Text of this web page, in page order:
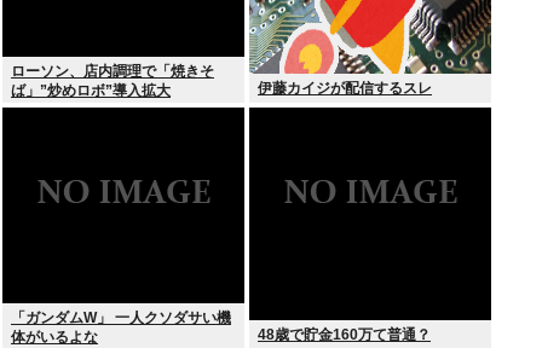
ローソン、店内調理で「焼きそ
ば」”炒めロボ”導入拡大
伊藤カイジが配信するスレ
「ガンダムW」 一人クソダサい機
体がいるよな
48歳で貯金160万て普通？